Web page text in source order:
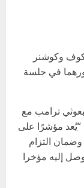
وكوشنر
في جلسة
دخول مبعوثي ترامب مع
“يُعد مؤشرًا على
التزام
إليه مؤخرا